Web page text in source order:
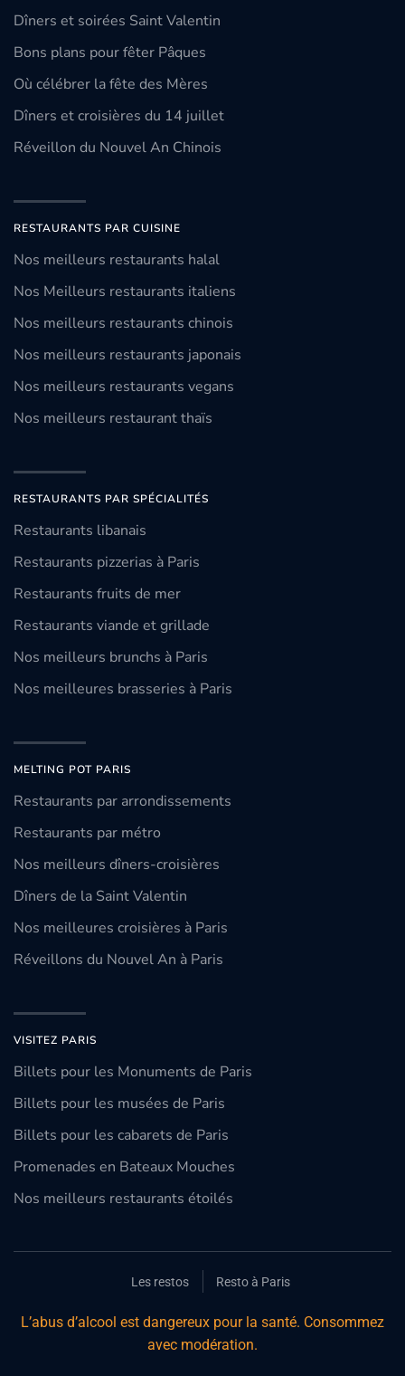
Dîners et soirées Saint Valentin
Bons plans pour fêter Pâques
Où célébrer la fête des Mères
Dîners et croisières du 14 juillet
Réveillon du Nouvel An Chinois
RESTAURANTS PAR CUISINE
Nos meilleurs restaurants halal
Nos Meilleurs restaurants italiens
Nos meilleurs restaurants chinois
Nos meilleurs restaurants japonais
Nos meilleurs restaurants vegans
Nos meilleurs restaurant thaïs
RESTAURANTS PAR SPÉCIALITÉS
Restaurants libanais
Restaurants pizzerias à Paris
Restaurants fruits de mer
Restaurants viande et grillade
Nos meilleurs brunchs à Paris
Nos meilleures brasseries à Paris
MELTING POT PARIS
Restaurants par arrondissements
Restaurants par métro
Nos meilleurs dîners-croisières
Dîners de la Saint Valentin
Nos meilleures croisières à Paris
Réveillons du Nouvel An à Paris
VISITEZ PARIS
Billets pour les Monuments de Paris
Billets pour les musées de Paris
Billets pour les cabarets de Paris
Promenades en Bateaux Mouches
Nos meilleurs restaurants étoilés
Les restos Resto à Paris
L’abus d’alcool est dangereux pour la santé. Consommez
avec modération.